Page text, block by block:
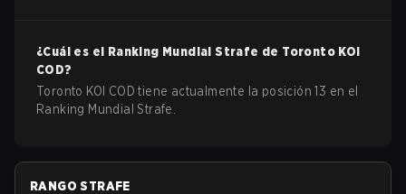
¿Cuál es el Ranking Mundial Strafe de Toronto KOI
COD?
Toronto KOI COD tiene actualmente la posición 13 en el
Ranking Mundial Strafe.
RANGO STRAFE